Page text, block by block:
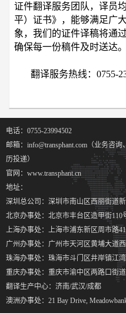
证件翻译服务团队，译员
平）证书》，能够满足广
象，我们的证件译稿将通
确保每一份稿件及时送达。
翻译服务热线：0755-
电话：0755-23994502
邮箱：info@transphant.com（业务咨询
历投递）
官网：www.transphant.cn
地址：
深圳总公司：深圳市南山区西丽街道
北京办事处：北京市丰台区造甲街110
上海办事处：上海市浦东新区周市路
广州办事处：广州市天河区黄埔大道
珠海办事处：珠海市斗门区井岸镇江
重庆办事处：重庆市渝中区两路口街
翻译生产中心：济南/武汉/成都
澳洲办事处：21 Bay Drive,